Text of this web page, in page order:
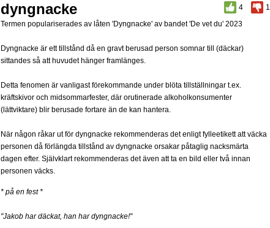
dyngnacke 4
1
Termen populariserades av låten 'Dyngnacke' av bandet 'De vet du' 2023
Dyngnacke är ett tillstånd då en gravt berusad person somnar till (däckar)
sittandes så att huvudet hänger framlänges.
Detta fenomen är vanligast förekommande under blöta tillställningar t.ex.
kräftskivor och midsommarfester, där orutinerade alkoholkonsumenter
(lättviktare) blir berusade fortare än de kan hantera.
När någon råkar ut för dyngnacke rekommenderas det enligt fylleetikett att väcka
personen då förlängda tillstånd av dyngnacke orsakar påtaglig nacksmärta
dagen efter. Självklart rekommenderas det även att ta en bild eller två innan
personen väcks.
* på en fest *
"Jakob har däckat, han har dyngnacke!"